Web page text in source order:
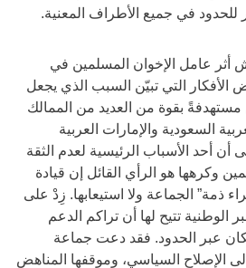
للحدود في جميع الأطراف المعنية.
أثر عامل الإخوان المسلمين في
الأفكار التي تبيّن السبب الذي يجعل
بقوة من العديد من الممالك
السعودية والإمارات العربية
أن أحد الأسباب الرئيسية لعدم الثقة
وكرهها هو الرأي القائل إن قيادة
ذمة” الجماعة ولا استيعابها. زِدْ على
تتيح لها أن تراكم الدعم
عبر الحدود. فقد دعت جماعة
الإصلاح السياسي، وموقفها المناهض